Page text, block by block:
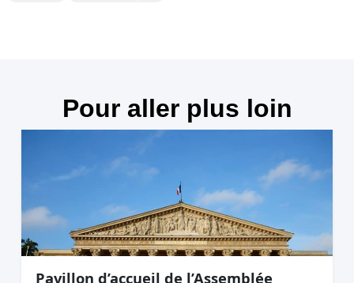
Pour aller plus loin
Pavillon d’accueil de l’Assemblée